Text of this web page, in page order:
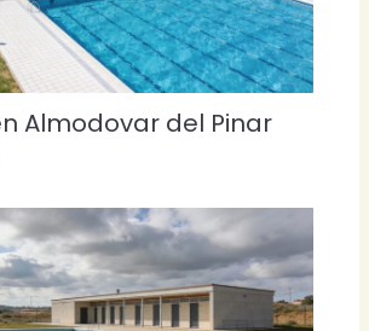
Almodovar del Pinar